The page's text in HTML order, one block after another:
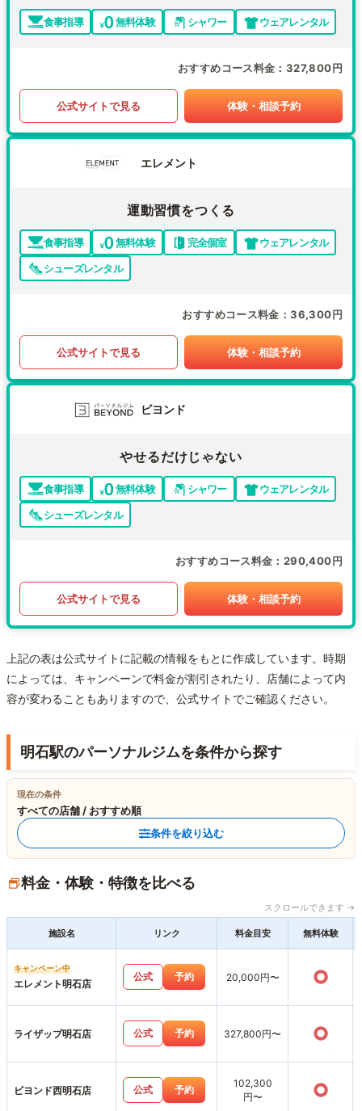
食事指導 無料体験 シャワー ウェアレンタル
おすすめコース料金 327,800円
公式サイトで見る 体験・相談予約
エレメント
運動習慣をつくる
食事指導 無料体験 完全個室
ウェアレンタル
シューズレンタル
おすすめコース料金 36,300円
公式サイトで見る 体験・相談予約
ビヨンド
やせるだけじゃない
食事指導 無料体験 シャワー
ウェアレンタル
シューズレンタル
おすすめコース料金 290,400円
公式サイトで見る 体験・相談予約
上記の表は公式サイトに記載の情報をもとに作成しています。時期
によっては、キャンペーンで料金が割引されたり、店舗によって内
容が変わることもありますので、公式サイトでご確認ください。
明石駅のパーソナルジムを条件から探す
現在の条件
すべての店舗 / おすすめ順
条件を絞り込む
料金・体験・特徴を比べる
スクロールできます →
施設名 リンク 料金目安 無料体験
キャンペーン中
エレメント明石店
公式 予約 20,000円〜 ○
ライザップ明石店 公式 予約 327,800円〜 ○
ビヨンド西明石店 公式 予約
102,300
円〜
○